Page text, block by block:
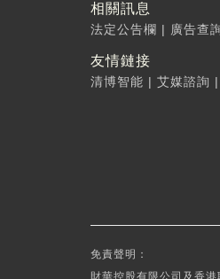
相關訊息
法定公告欄 | 廣告查
友情鏈接
清博智能 | 艾媒諮詢 |
免責聲明：